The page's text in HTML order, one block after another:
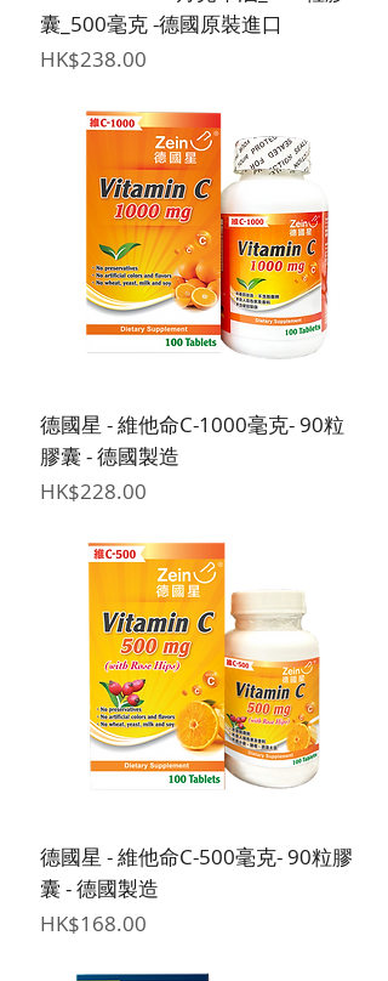
囊_500毫克 -德國原裝進口
價格
HK$238.00
德國星 - 維他命C-1000毫克- 90粒
膠囊 - 德國製造
價格
HK$228.00
德國星 - 維他命C-500毫克- 90粒膠
囊 - 德國製造
價格
HK$168.00